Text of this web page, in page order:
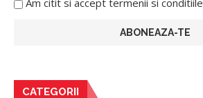
Am citit si accept termenii si conditiile
CATEGORII